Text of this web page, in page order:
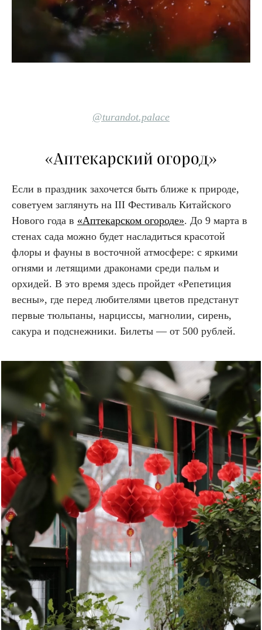
@turandot.palace
«Аптекарский огород»
Если в праздник захочется быть ближе к природе,
советуем заглянуть на III Фестиваль Китайского
Нового года в «Аптекарском огороде». До 9 марта в
стенах сада можно будет насладиться красотой
флоры и фауны в восточной атмосфере: с яркими
огнями и летящими драконами среди пальм и
орхидей. В это время здесь пройдет «Репетиция
весны», где перед любителями цветов предстанут
первые тюльпаны, нарциссы, магнолии, сирень,
сакура и подснежники. Билеты — от 500 рублей.